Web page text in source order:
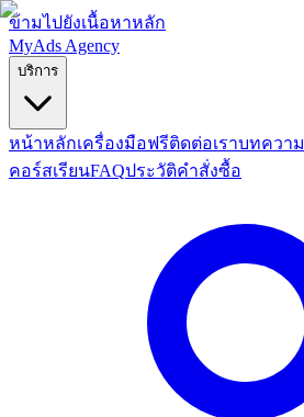
ข้ามไปยังเนื้อหาหลัก
MyAds Agency
บริการ
หน้าหลักเครื่องมือฟรีติดต่อเราบทความ
คอร์สเรียนFAQประวัติคำสั่งซื้อ